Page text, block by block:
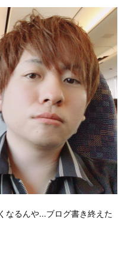
なるんや...ブログ書き終えた